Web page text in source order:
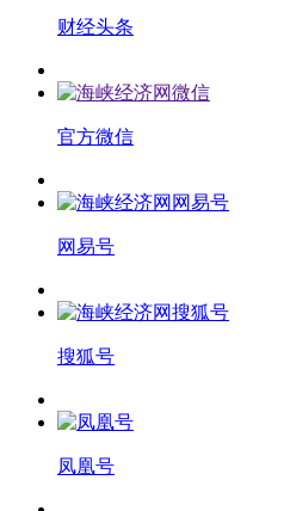
财经头条
官方微信
网易号
搜狐号
凤凰号